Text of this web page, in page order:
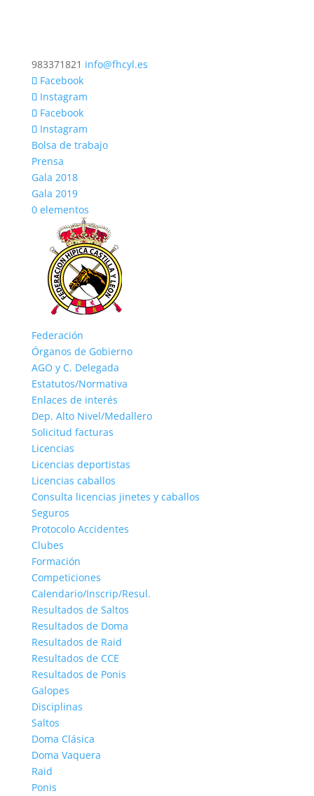
983371821 info@fhcyl.es
Facebook
Instagram
Facebook
Instagram
Bolsa de trabajo
Prensa
Gala 2018
Gala 2019
0 elementos
Federación
Órganos de Gobierno
AGO y C. Delegada
Estatutos/Normativa
Enlaces de interés
Dep. Alto Nivel/Medallero
Solicitud facturas
Licencias
Licencias deportistas
Licencias caballos
Consulta licencias jinetes y caballos
Seguros
Protocolo Accidentes
Clubes
Formación
Competiciones
Calendario/Inscrip/Resul.
Resultados de Saltos
Resultados de Doma
Resultados de Raid
Resultados de CCE
Resultados de Ponis
Galopes
Disciplinas
Saltos
Doma Clásica
Doma Vaquera
Raid
Ponis